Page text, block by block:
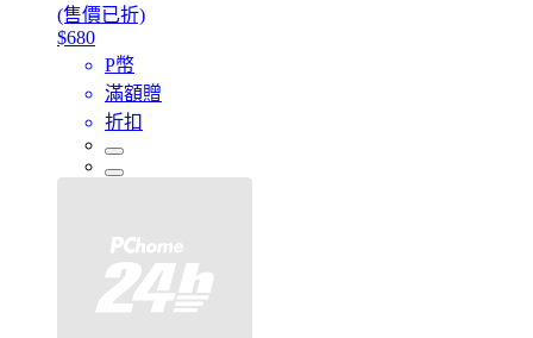
(售價已折)
$680
P幣
滿額贈
折扣